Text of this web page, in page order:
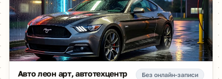
Авто леон арт, автотехцентр Без онлайн-записи